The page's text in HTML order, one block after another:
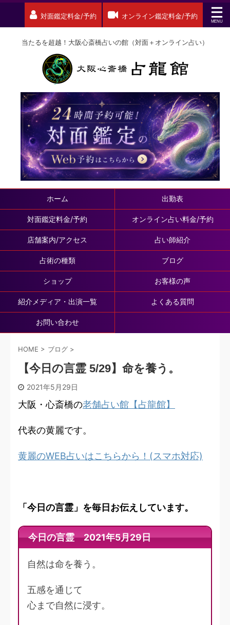
対面鑑定料金/予約 オンライン鑑定料金/予約
当たるを超越！大阪心斎橋占いの館（対面＋オンライン占い）
ホーム 出勤表
対面鑑定料金/予約 オンライン占い料金/予約
店舗案内/アクセス 占い師紹介
占術の種類 ブログ
ショップ お客様の声
紹介メディア・出演一覧 よくある質問
お問い合わせ
HOME > ブログ >
【今日の言霊 5/29】命を養う。
2021年5月29日
大阪・心斎橋の老舗占い館【占龍館】
代表の黄麗です。
黄麗のWEB占いはこちらから！(スマホ対応)
「今日の言霊」を毎日お伝えしています。
今日の言霊 2021年5月29日
自然は命を養う。
五感を通じて
心まで自然に浸す。